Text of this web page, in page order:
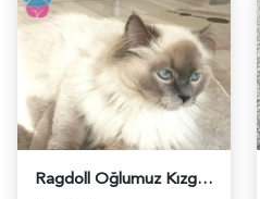
Ragdoll Oğlumuz Kızgınlıkla - 118983186